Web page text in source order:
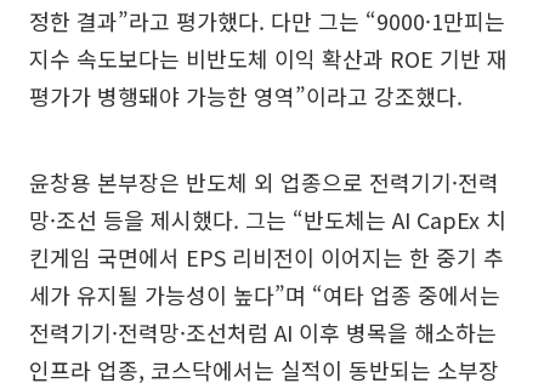
정한 결과”라고 평가했다. 다만 그는 “9000·1만피는
지수 속도보다는 비반도체 이익 확산과 ROE 기반 재
평가가 병행돼야 가능한 영역”이라고 강조했다.
윤창용 본부장은 반도체 외 업종으로 전력기기·전력
망·조선 등을 제시했다. 그는 “반도체는 AI CapEx 치
킨게임 국면에서 EPS 리비전이 이어지는 한 중기 추
세가 유지될 가능성이 높다”며 “여타 업종 중에서는
전력기기·전력망·조선처럼 AI 이후 병목을 해소하는
인프라 업종, 코스닥에서는 실적이 동반되는 소부장